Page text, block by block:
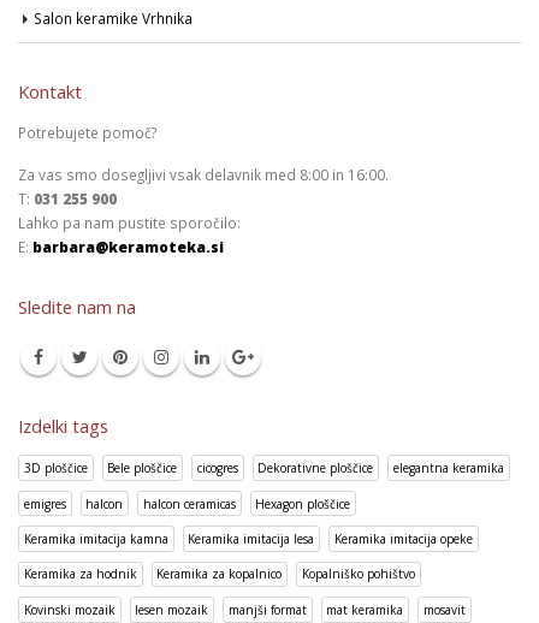
Salon keramike Vrhnika
Kontakt
Potrebujete pomoč?
Za vas smo dosegljivi vsak delavnik med 8:00 in 16:00.
T: 031 255 900
Lahko pa nam pustite sporočilo:
E: barbara@keramoteka.si
Sledite nam na
Izdelki tags
3D ploščice Bele ploščice cicogres Dekorativne ploščice elegantna keramika
emigres halcon halcon ceramicas Hexagon ploščice
Keramika imitacija kamna Keramika imitacija lesa Keramika imitacija opeke
Keramika za hodnik Keramika za kopalnico Kopalniško pohištvo
Kovinski mozaik lesen mozaik manjši format mat keramika mosavit